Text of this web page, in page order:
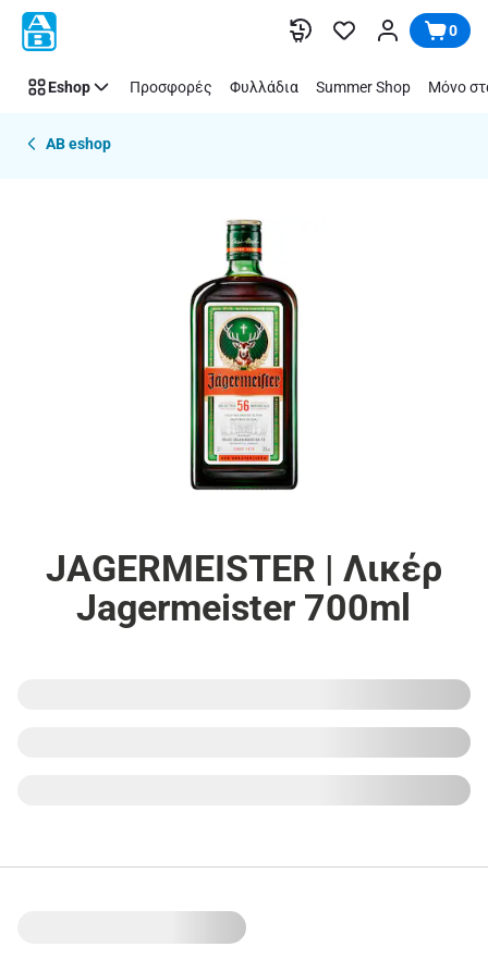
Παράλειψη 0
Eshop Προσφορές Φυλλάδια Summer Shop Μόνο
AB eshop
JAGERMEISTER | Λικέρ
Jagermeister 700ml